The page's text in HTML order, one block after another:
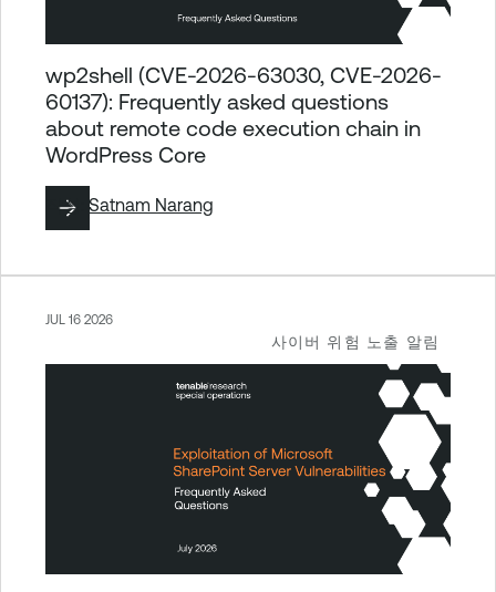
wp2shell (CVE-2026-63030, CVE-2026-
60137): Frequently asked questions
about remote code execution chain in
WordPress Core
작성: Satnam Narang
사이버 위험 노출 알림
JUL 16 2026